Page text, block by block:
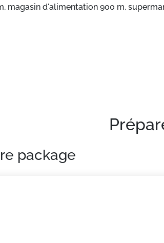
magasin d'alimentation 900 m,
gare ferroviaire "Villars - Bretaye" 2 km,
package